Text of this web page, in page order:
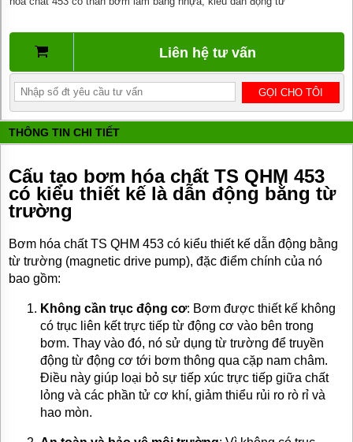
BƠM
DẦU
TRUYỀN
BƠM
HÚT
PHUY
BƠM KHÍ
HÓA
BƠM KHÍ
AMONIAC
ĐỘNG
ĐIỆN
Liên hệ tư vấn
THÔNG TIN CHI TIẾT
Cấu tạo bơm hóa chất TS QHM 453
có kiểu thiết kế là dẫn động bằng từ
trường
Bơm hóa chất TS QHM 453 có kiểu thiết kế dẫn động bằng
từ trường (magnetic drive pump), đặc điểm chính của nó
bao gồm:
Không cần trục động cơ: Bơm được thiết kế không
có trục liên kết trực tiếp từ động cơ vào bên trong
bơm. Thay vào đó, nó sử dụng từ trường để truyền
động từ động cơ tới bơm thông qua cặp nam châm.
Điều này giúp loại bỏ sự tiếp xúc trực tiếp giữa chất
lỏng và các phần tử cơ khí, giảm thiểu rủi ro rò rỉ và
hao mòn.